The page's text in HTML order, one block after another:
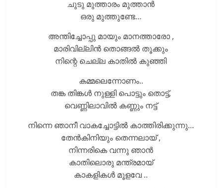
ചുടു മുത്താരം മുത്താൻ
ഒരു മുത്തുണ്ടേ…
അന്തിച്ചോപ്പു മായും മാനത്താരോ ,
മാരിവില്ലിൻ തൊങ്ങൽ തൂക്കും
നിന്റെ ചെല്ല കാതിൽ കുഞ്ഞി
കമ്മലെന്നോണം..
തങ്ക തിങ്കൾ നുള്ളി പൊട്ടും തൊട്ട്,
വെണ്ണിലാവിൽ കണ്ണും നട്ട്
നിന്നെ ഞാനീ വാകച്ചോട്ടിൽ കാത്തിരിക്കുന്നു…
തേൻകിനിയും തെന്നലായ് ,
നിന്നരികെ വന്നു ഞാൻ
കാതിലൊരു മന്ത്രമായ്
കാകളികൾ മൂളവേ ..